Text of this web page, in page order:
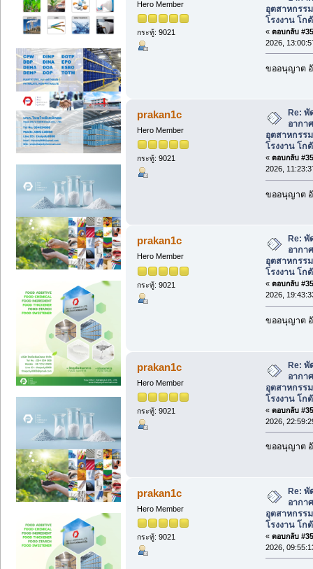
Hero Member
กระทู้: 9021
อุตสาหกรร
โรงงาน โก
« ตอบกลับ
2026,
ขออนุญาต
prakan1c
Hero Member
กระทู้: 9021
Re:
อากา
อุตสาหกรร
โรงงาน โก
« ตอบกลับ
2026,
ขออนุญาต
prakan1c
Hero Member
กระทู้: 9021
Re:
อากา
อุตสาหกรร
โรงงาน โก
« ตอบกลับ
2026,
ขออนุญาต
prakan1c
Hero Member
กระทู้: 9021
Re: พั
อากา
อุตสาหกรร
โรงงาน โก
« ตอบกลับ
2026,
ขออนุญาต
prakan1c
Hero Member
กระทู้: 9021
Re: พั
อากา
อุตสาหกรร
โรงงาน โก
« ตอบกลับ
2026,